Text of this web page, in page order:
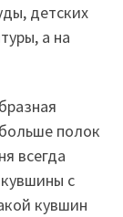
детских
а на
полок
всегда
с
кувшин